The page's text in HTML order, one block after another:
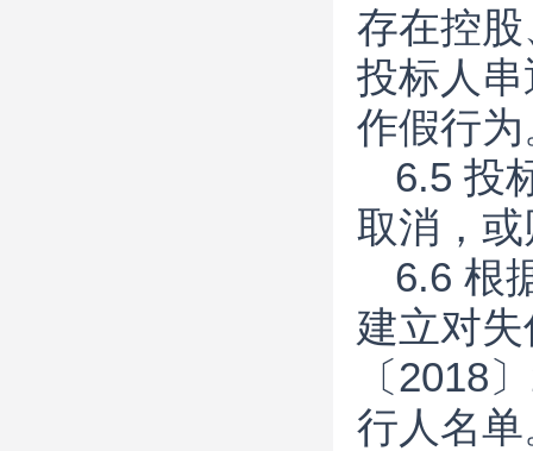
存在控
投标人
作假行为
6.5 投
取消，
6.6 根
建立对
〔2018
行人名单